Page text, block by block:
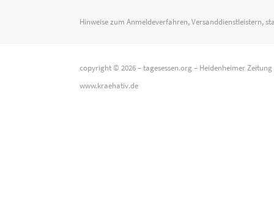
Hinweise zum Anmeldeverfahren, Versanddienstleistern,
copyright © 2026 –tagesessen.org– Heidenheimer Zeitung
www.kraehativ.de